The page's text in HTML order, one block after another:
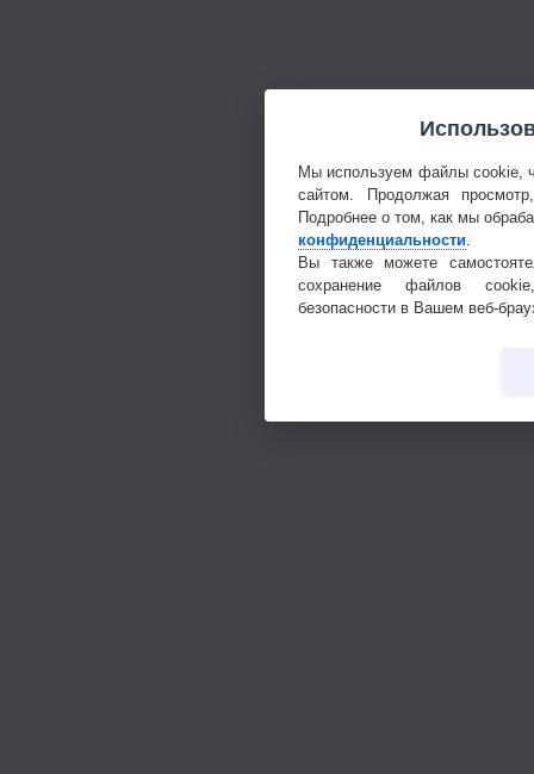
Мы используем файлы cookie,
сайтом. Продолжая
Подробнее о том, как мы
конфиденциальности.
Вы также можете
сохранение файлов
безопасности в Вашем веб-